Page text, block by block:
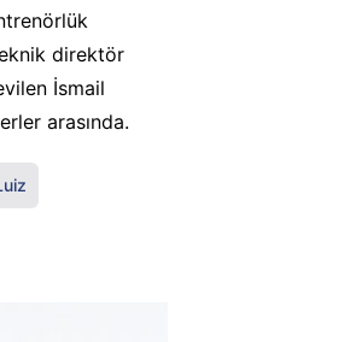
direktör
İsmail
arasında.